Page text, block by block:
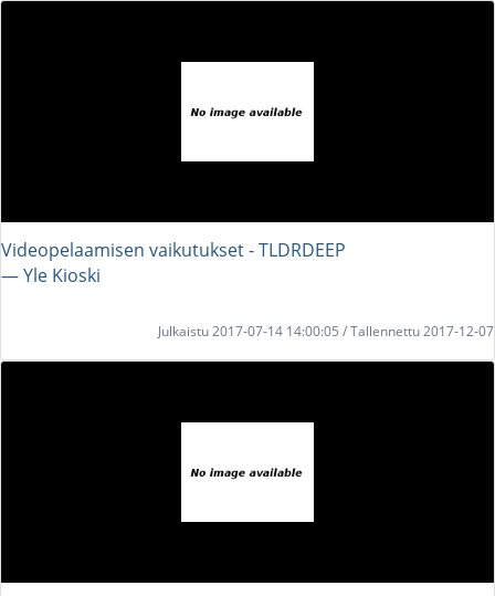
Videopelaamisen vaikutukset - TLDRDEEP
― Yle Kioski
Julkaistu 2017-07-14 14:00:05 / Tallennettu 2017-12-07